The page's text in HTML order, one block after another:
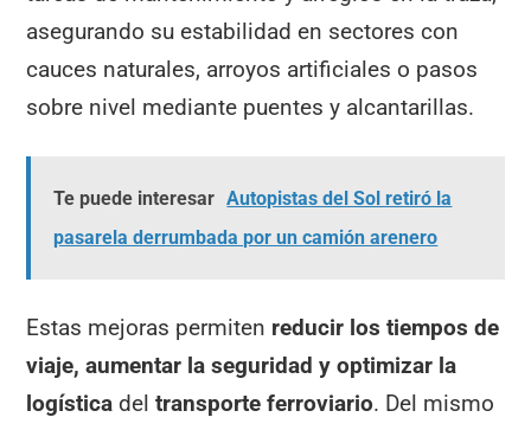
asegurando su estabilidad en sectores con
cauces naturales, arroyos artificiales o pasos
sobre nivel mediante puentes y alcantarillas.
Te puede interesar Autopistas del Sol retiró la
pasarela derrumbada por un camión arenero
Estas mejoras permiten reducir los tiempos de
viaje, aumentar la seguridad y optimizar la
logística del transporte ferroviario. Del mismo